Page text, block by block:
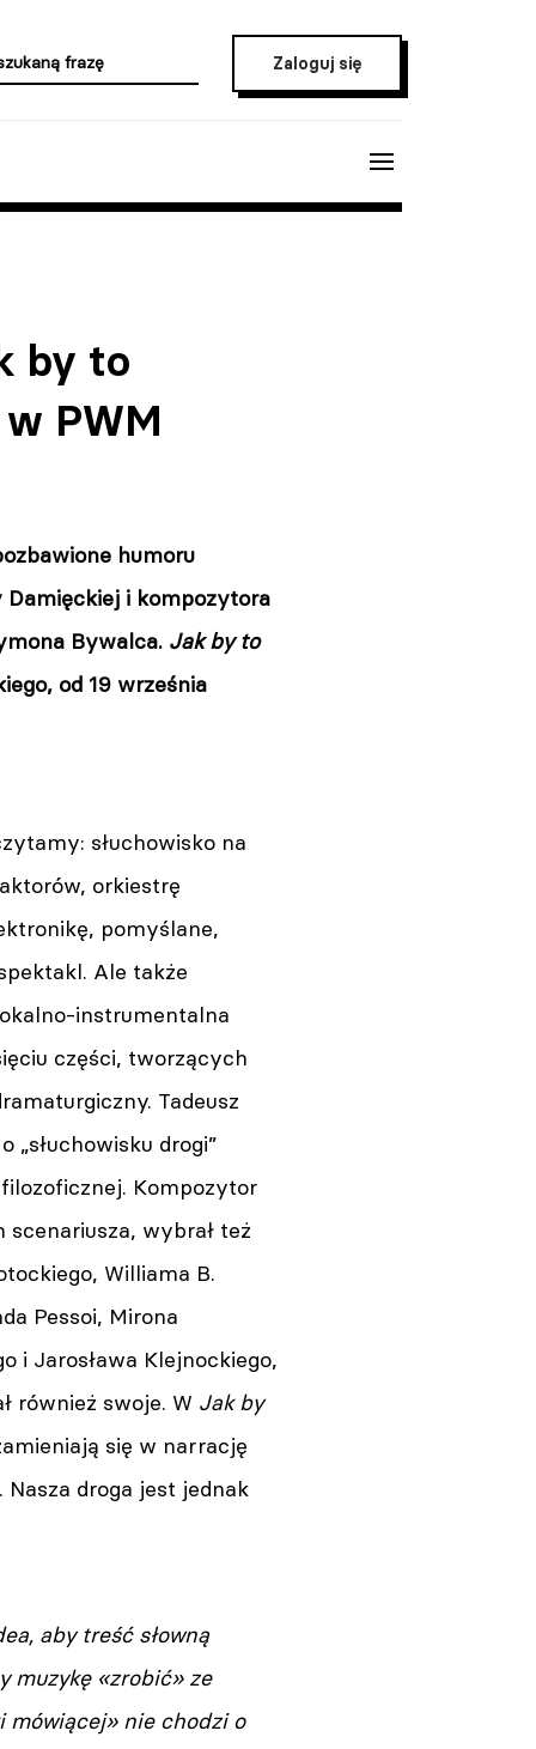
Zaloguj się
by to
PWM
humoru
i kompozytora
Bywalca. Jak by to
od 19 września
słuchowisko na
orkiestrę
pomyślane,
Ale także
instrumentalna
części, tworzących
Tadeusz
„słuchowisku drogi”
Kompozytor
scenariusza, wybrał też
Williama B.
Pessoi, Mirona
i Jarosława Klejnockiego,
również swoje. W Jak by
się w narrację
droga jest jednak
aby treść słowną
muzykę «zrobić» ze
mówiącej» nie chodzi o